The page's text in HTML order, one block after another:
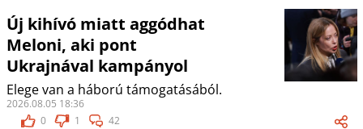
Új kihívó miatt aggódhat
Meloni, aki pont
Ukrajnával kampányol
Elege van a háború támogatásából.
2026.08.05 18:36
0
1 42